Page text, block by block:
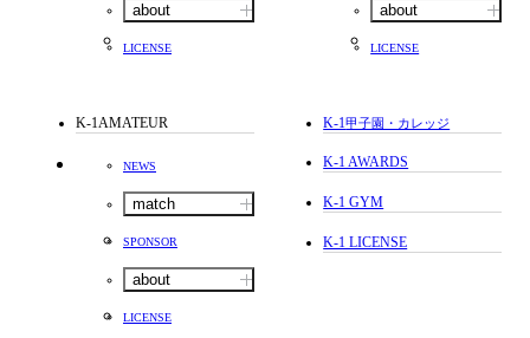
about
LICENSE
about
LICENSE
K-1AMATEUR
NEWS
match
SPONSOR
about
LICENSE
K-1甲子園・カレッジ
K-1 AWARDS
K-1 GYM
K-1 LICENSE